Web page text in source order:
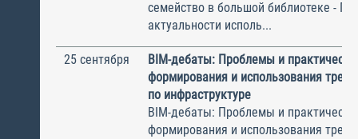
семейство в большой библиотеке -
актуальности исполь...
25 сентября
BIM-дебаты: Проблемы и
формирования и использования
по инфраструктуре
BIM-дебаты: Проблемы и
формирования и использования